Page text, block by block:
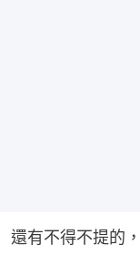
還有不得不提的